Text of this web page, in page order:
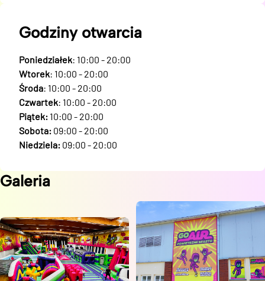
Godziny otwarcia
Poniedziałek: 10:00 - 20:00
Wtorek: 10:00 - 20:00
Środa: 10:00 - 20:00
Czwartek: 10:00 - 20:00
Piątek: 10:00 - 20:00
Sobota: 09:00 - 20:00
Niedziela: 09:00 - 20:00
Galeria